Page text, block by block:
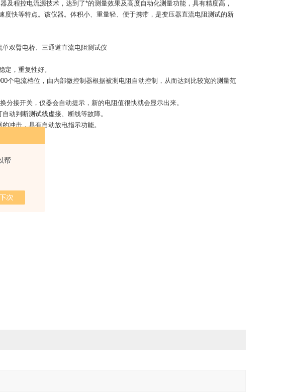
帮
程控电流源技术，达到了*的测量效果及高度自动化测量功能，具有精度高，
快等特点。该仪器。体积小、重量轻、便于携带，是变压器直流电阻测试的新
双臂电桥、三通道直流电阻测试仪
，重复性好。
个电流档位，由内部微控制器根据被测电阻自动控制，从而达到比较宽的测量范
接开关，仪器会自动提示，新的电阻值很快就会显示出来。
动判断测试线虚接、断线等故障。
冲击，具有自动放电指示功能。